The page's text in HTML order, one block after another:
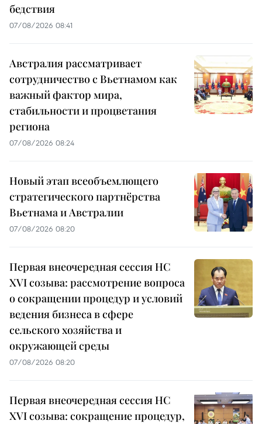
бедствия
07/08/2026 08:41
Австралия рассматривает
сотрудничество с Вьетнамом как
важный фактор мира,
стабильности и процветания
региона
07/08/2026 08:24
Новый этап всеобъемлющего
стратегического партнёрства
Вьетнама и Австралии
07/08/2026 08:20
Первая внеочередная сессия НС
XVI созыва: рассмотрение вопроса
о сокращении процедур и условий
ведения бизнеса в сфере
сельского хозяйства и
окружающей среды
07/08/2026 08:20
Первая внеочередная сессия НС
XVI созыва: сокращение процедур,